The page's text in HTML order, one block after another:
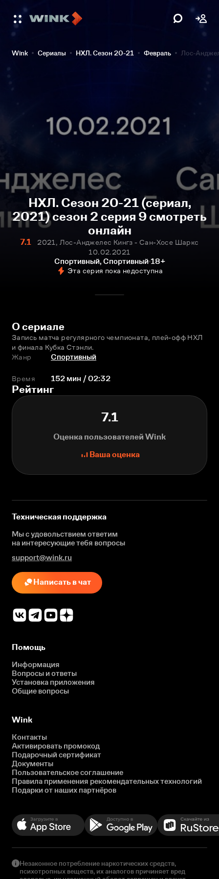
Wink Сериалы НХЛ. Сезон 20-21 Февраль Лос-
НХЛ. Сезон 20-21 (сериал,
2021) сезон 2 серия 9 смотреть
онлайн
7.1
2021, Лос-Анджелес Кингз - Сан-Хосе Шаркс
10.02.2021
Спортивный, Спортивный 18+
Эта серия пока недоступна
О сериале
Запись матча регулярного чемпионата, плей-офф НХЛ
и финала Кубка Стэнли.
Жанр
Спортивный
Время 152 мин / 02:32
Рейтинг
7.1
Оценка пользователей Wink
Ваша оценка
Техническая поддержка
Мы с удовольствием ответим
на интересующиетебя вопросы
support@wink.ru
Написать в чат
Помощь
Информация
Вопросы и ответы
Установка приложения
Общие вопросы
Wink
Контакты
Активировать промокод
Подарочный сертификат
Документы
Пользовательское соглашение
Правила применения рекомендательных технологий
Подарки от наших партнёров
Незаконное потребление наркотических средств,
психотропных веществ, их аналогов причиняет вред